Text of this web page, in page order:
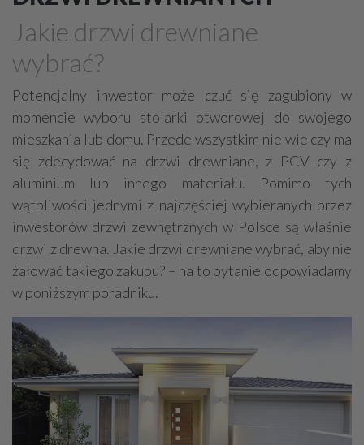
Drewno, konstrukcje drewniane
Farby, kleje, lakiery, emalie
Beton
Cegły, pustaki, bloczki
Techniki zamocowań
Kostka brukowa, granitowa
Beton komórkowy
Kruszywa
Systemy kominowe
Izolacje akustyczne
Składy budowlane
Stal, wyroby stalowe
Blachy
Szkło
Tworzywa sztuczne
Styropian
System barw
Filtry
Metale
Jakie drzwi drewniane
wybrać?
Potencjalny inwestor może czuć się zagubiony w
momencie wyboru stolarki otworowej do swojego
mieszkania lub domu. Przede wszystkim nie wie czy ma
się zdecydować na drzwi drewniane, z PCV czy z
aluminium lub innego materiału. Pomimo tych
wątpliwości jednymi z najczęściej wybieranych przez
inwestorów drzwi zewnętrznych w Polsce są właśnie
drzwi z drewna. Jakie drzwi drewniane wybrać, aby nie
żałować takiego zakupu? – na to pytanie odpowiadamy
w poniższym poradniku.